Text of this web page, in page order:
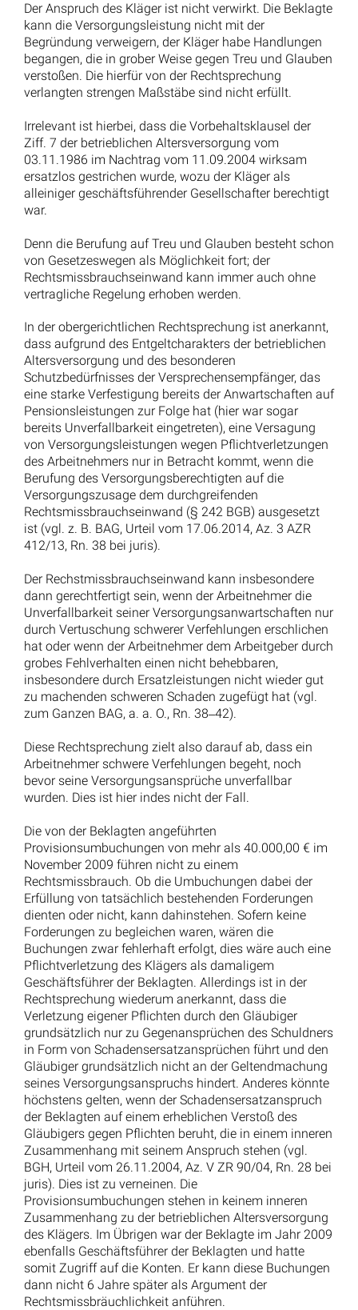
Der Anspruch des Kläger ist nicht verwirkt. Die Beklagte
kann die Versorgungsleistung nicht mit der
Begründung verweigern, der Kläger habe Handlungen
begangen, die in grober Weise gegen Treu und Glauben
verstoßen. Die hierfür von der Rechtsprechung
verlangten strengen Maßstäbe sind nicht erfüllt.
Irrelevant ist hierbei, dass die Vorbehaltsklausel der
Ziff. 7 der betrieblichen Altersversorgung vom
03.11.1986 im Nachtrag vom 11.09.2004 wirksam
ersatzlos gestrichen wurde, wozu der Kläger als
alleiniger geschäftsführender Gesellschafter berechtigt
war.
Denn die Berufung auf Treu und Glauben besteht schon
von Gesetzeswegen als Möglichkeit fort; der
Rechtsmissbrauchseinwand kann immer auch ohne
vertragliche Regelung erhoben werden.
In der obergerichtlichen Rechtsprechung ist anerkannt,
dass aufgrund des Entgeltcharakters der betrieblichen
Altersversorgung und des besonderen
Schutzbedürfnisses der Versprechensempfänger, das
eine starke Verfestigung bereits der Anwartschaften auf
Pensionsleistungen zur Folge hat (hier war sogar
bereits Unverfallbarkeit eingetreten), eine Versagung
von Versorgungsleistungen wegen Pflichtverletzungen
des Arbeitnehmers nur in Betracht kommt, wenn die
Berufung des Versorgungsberechtigten auf die
Versorgungszusage dem durchgreifenden
Rechtsmissbrauchseinwand (§ 242 BGB) ausgesetzt
ist (vgl. z. B. BAG, Urteil vom 17.06.2014, Az. 3 AZR
412/13, Rn. 38 bei juris).
Der Rechstmissbrauchseinwand kann insbesondere
dann gerechtfertigt sein, wenn der Arbeitnehmer die
Unverfallbarkeit seiner Versorgungsanwartschaften nur
durch Vertuschung schwerer Verfehlungen erschlichen
hat oder wenn der Arbeitnehmer dem Arbeitgeber durch
grobes Fehlverhalten einen nicht behebbaren,
insbesondere durch Ersatzleistungen nicht wieder gut
zu machenden schweren Schaden zugefügt hat (vgl.
zum Ganzen BAG, a. a. O., Rn. 38‒42).
Diese Rechtsprechung zielt also darauf ab, dass ein
Arbeitnehmer schwere Verfehlungen begeht, noch
bevor seine Versorgungsansprüche unverfallbar
wurden. Dies ist hier indes nicht der Fall.
Die von der Beklagten angeführten
Provisionsumbuchungen von mehr als 40.000,00 € im
November 2009 führen nicht zu einem
Rechtsmissbrauch. Ob die Umbuchungen dabei der
Erfüllung von tatsächlich bestehenden Forderungen
dienten oder nicht, kann dahinstehen. Sofern keine
Forderungen zu begleichen waren, wären die
Buchungen zwar fehlerhaft erfolgt, dies wäre auch eine
Pflichtverletzung des Klägers als damaligem
Geschäftsführer der Beklagten. Allerdings ist in der
Rechtsprechung wiederum anerkannt, dass die
Verletzung eigener Pflichten durch den Gläubiger
grundsätzlich nur zu Gegenansprüchen des Schuldners
in Form von Schadensersatzansprüchen führt und den
Gläubiger grundsätzlich nicht an der Geltendmachung
seines Versorgungsanspruchs hindert. Anderes könnte
höchstens gelten, wenn der Schadensersatzanspruch
der Beklagten auf einem erheblichen Verstoß des
Gläubigers gegen Pflichten beruht, die in einem inneren
Zusammenhang mit seinem Anspruch stehen (vgl.
BGH, Urteil vom 26.11.2004, Az. V ZR 90/04, Rn. 28 bei
juris). Dies ist zu verneinen. Die
Provisionsumbuchungen stehen in keinem inneren
Zusammenhang zu der betrieblichen Altersversorgung
des Klägers. Im Übrigen war der Beklagte im Jahr 2009
ebenfalls Geschäftsführer der Beklagten und hatte
somit Zugriff auf die Konten. Er kann diese Buchungen
dann nicht 6 Jahre später als Argument der
Rechtsmissbräuchlichkeit anführen.